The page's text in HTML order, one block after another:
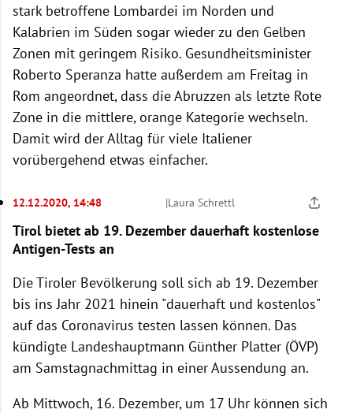
stark betroffene Lombardei im Norden und
Kalabrien im Süden sogar wieder zu den Gelben
Zonen mit geringem Risiko. Gesundheitsminister
Roberto Speranza hatte außerdem am Freitag in
Rom angeordnet, dass die Abruzzen als letzte Rote
Zone in die mittlere, orange Kategorie wechseln.
Damit wird der Alltag für viele Italiener
vorübergehend etwas einfacher.
12.12.2020, 14:48 |Laura Schrettl
Tirol bietet ab 19. Dezember dauerhaft kostenlose
Antigen-Tests an
Die Tiroler Bevölkerung soll sich ab 19. Dezember
bis ins Jahr 2021 hinein "dauerhaft und kostenlos"
auf das Coronavirus testen lassen können. Das
kündigte Landeshauptmann Günther Platter (ÖVP)
am Samstagnachmittag in einer Aussendung an.
Ab Mittwoch, 16. Dezember, um 17 Uhr können sich